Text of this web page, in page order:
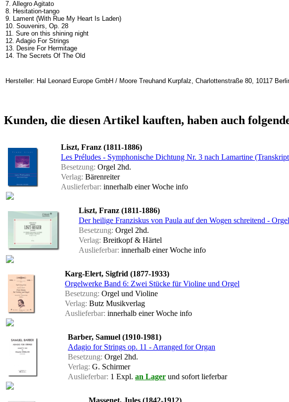
7. Allegro Agitato
8. Hesitation-tango
9. Lament (With Rue My Heart Is Laden)
10. Souvenirs, Op. 28
11. Sure on this shining night
12. Adagio For Strings
13. Desire For Hermitage
14. The Secrets Of The Old
Hersteller: Hal Leonard Europe GmbH / Moore Treuhand Kurpfalz, Charlottenstraße 80, 10117
Kunden, die diesen Artikel kauften, haben auch
Liszt, Franz (1811-1886)
Les Préludes - Symphonische Dichtung Nr. 3 nach Lamartine
Besetzung: Orgel 2hd.
Verlag: Bärenreiter
Auslieferbar: innerhalb einer Woche info
Liszt, Franz (1811-1886)
Der heilige Franziskus von Paula auf den Wogen schreitend -
Besetzung: Orgel 2hd.
Verlag: Breitkopf & Härtel
Auslieferbar: innerhalb einer Woche info
Karg-Elert, Sigfrid (1877-1933)
Orgelwerke Band 6: Zwei Stücke für Violine und Orgel
Besetzung: Orgel und Violine
Verlag: Butz Musikverlag
Auslieferbar: innerhalb einer Woche info
Barber, Samuel (1910-1981)
Adagio for Strings op. 11 - Arranged for Organ
Besetzung: Orgel 2hd.
Verlag: G. Schirmer
Auslieferbar: 1 Expl. an Lager und sofort lieferbar